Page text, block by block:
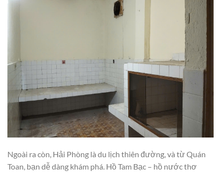
Ngoài ra còn, Hải Phòng là du lịch thiên đường, và từ Quán
Toan, bạn dễ dàng khám phá. Hồ Tam Bạc – hồ nước thơ